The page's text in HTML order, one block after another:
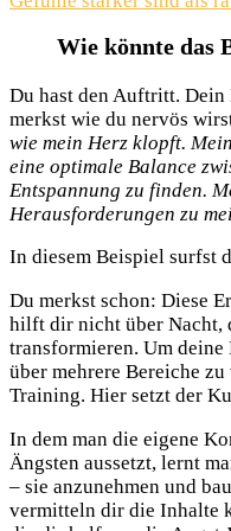
Wie könnte das
Du hast den Auftritt.
merkst wie du nervös
wie mein Herz klopft.
eine optimale Balance
Entspannung zu finden.
Herausforderungen zu
In diesem Beispiel surfst
Du merkst schon: Diese
hilft dir nicht über Nacht,
transformieren. Um
über mehrere Bereiche
Training. Hier setzt der
In dem man die eigene
Ängsten aussetzt, lernt
– sie anzunehmen und
vermitteln dir die Inhalte